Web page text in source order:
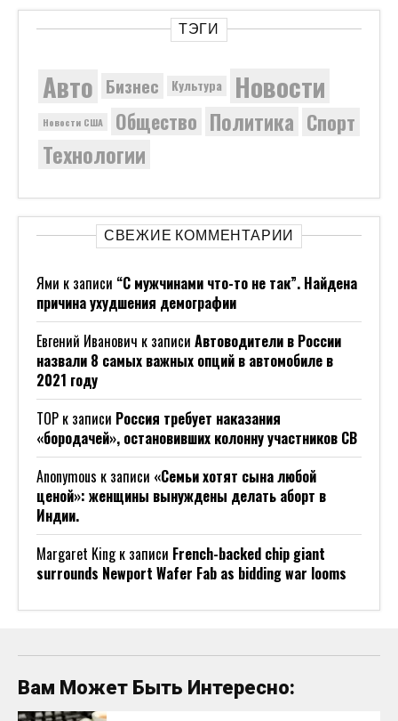
ТЭГИ
Авто Бизнес Культура Новости
Новости США Общество Политика Спорт
Технологии
СВЕЖИЕ КОММЕНТАРИИ
Ями к записи “С мужчинами что-то не так”. Найдена
причина ухудшения демографии
Евгений Иванович к записи Автоводители в России
назвали 8 самых важных опций в автомобиле в
2021 году
ТОР к записи Россия требует наказания
«бородачей», остановивших колонну участников СВ
Anonymous к записи «Семьи хотят сына любой
ценой»: женщины вынуждены делать аборт в
Индии.
Margaret Kingк записи French-backed chip giant
surrounds Newport Wafer Fab as bidding war looms
Вам Может Быть Интересно: